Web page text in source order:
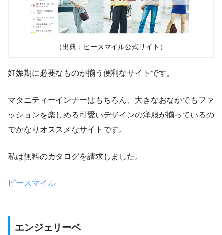
（出典：ピースマイル公式サイト）
妊娠期に必要なものが揃う便利なサイトです。
マタニティーインナーはもちろん、大きなおなかでもファ
ッションを楽しめる可愛いデザインの洋服が揃っているの
でかなりオススメなサイトです。
私は無料のカタログを請求しました。
ピースマイル
エンジェリーベ